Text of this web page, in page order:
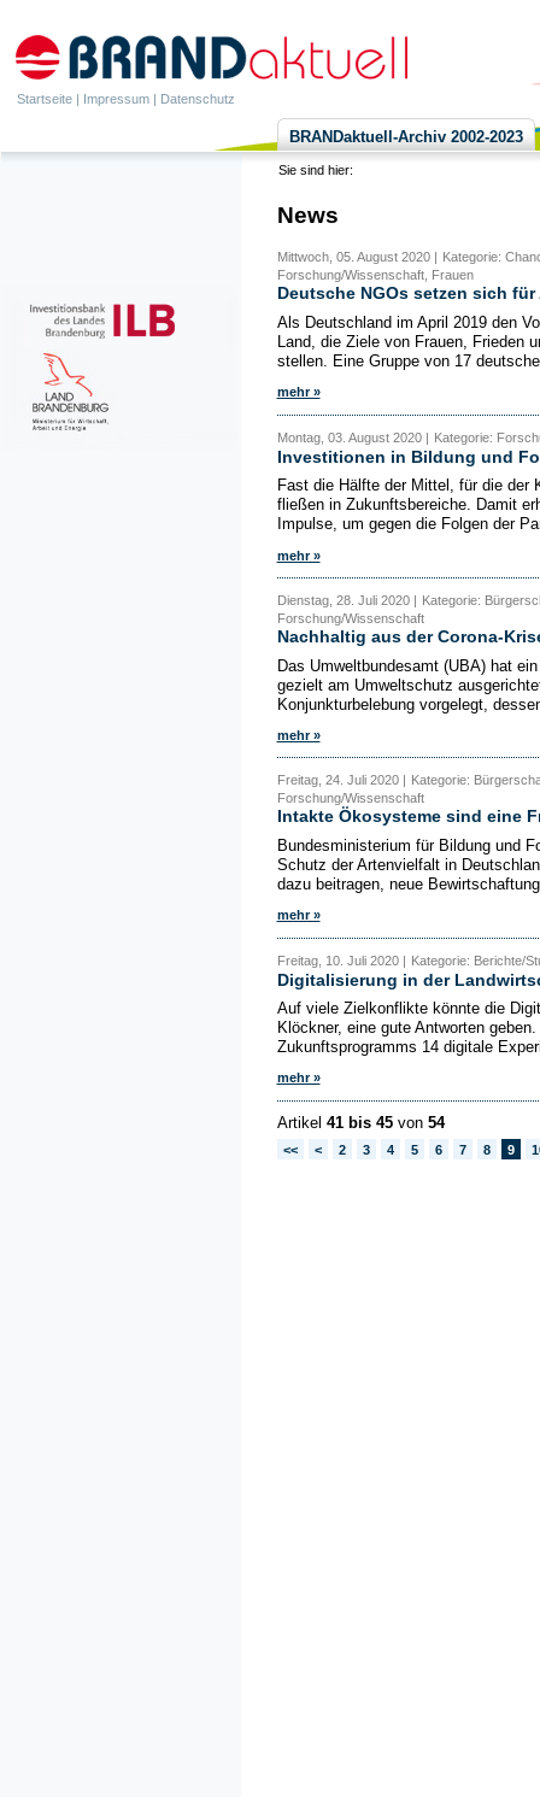
Startseite | Impressum | Datenschutz
BRANDaktuell-Archiv 2002-2023
Sie sind hier:
News
Mittwoch, 05. August 2020 |
Kategorie:
Forschung/Wissenschaft, Frauen
Deutsche NGOs setzen sich
Als Deutschland im April 2019 den
Land, die Ziele von Frauen, Frieden
stellen. Eine Gruppe von 17
mehr »
Montag, 03. August 2020 | Kategorie:
Investitionen in Bildung und
Fast die Hälfte der Mittel, für die der
fließen in Zukunftsbereiche. Damit
Impulse, um gegen die Folgen der
mehr »
Dienstag, 28. Juli 2020 | Kategorie:
Forschung/Wissenschaft
Nachhaltig aus der Corona-
Das Umweltbundesamt (UBA) hat
gezielt am Umweltschutz
Konjunkturbelebung vorgelegt,
mehr »
Freitag, 24. Juli 2020 |
Kategorie:
Forschung/Wissenschaft
Intakte Ökosysteme sind eine
Bundesministerium für Bildung und
Schutz der Artenvielfalt in
dazu beitragen, neue
mehr »
Freitag, 10. Juli 2020 | Kategorie: Berichte/
Digitalisierung in der
Auf viele Zielkonflikte könnte die
Klöckner, eine gute Antworten
Zukunftsprogramms 14 digitale
mehr »
Artikel 41 bis 45von 54
<< < 2 3 4 5 6 7 8 9